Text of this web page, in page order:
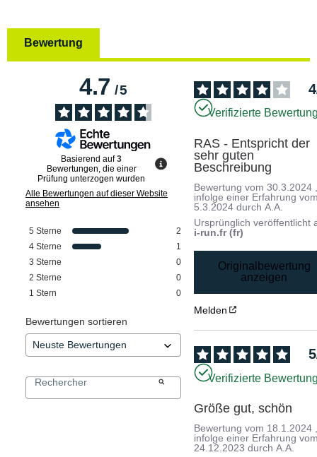
Bewertung
4.7/5
Basierend auf3
Bewertungen, die einer
Prüfung unterzogen wurden
Alle Bewertungen auf dieser Website
ansehen
5 Sterne
2
4 Sterne
1
3 Sterne
0
2 Sterne
0
1 Stern 0
Bewertungen sortieren
4
Verifizierte
RAS - Entspricht der
sehr guten
Beschreibung
Bewertung vom30.3.2024
infolge einer Erfahrung
5.3.2024 durchA.A.
Ursprünglich veröffentlicht
i-run.fr (fr)
Originalbewertung
anzeigen
Melden
5
Verifizierte
Größe gut, schön
Bewertung vom 18.1.2024
infolge einer Erfahrung
24.12.2023 durchA.A.